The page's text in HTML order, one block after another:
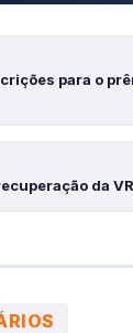
para o
da